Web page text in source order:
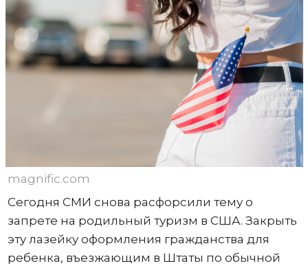
magnific.com
Сегодня СМИ снова расфорсили тему о
запрете на родильный туризм в США. Закрыть
эту лазейку оформления гражданства для
ребенка, въезжающим в Штаты по обычной